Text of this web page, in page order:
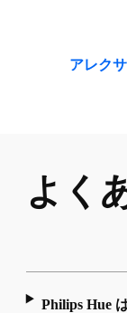
アレク
よく
Philips Hue